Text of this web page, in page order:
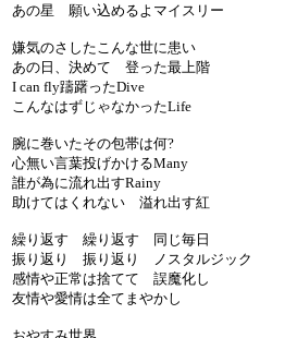
あの星 願い込めるよマイスリー
嫌気のさしたこんな世に患い
あの日、決めて 登った最上階
I can fly躊躇ったDive
こんなはずじゃなかったLife
腕に巻いたその包帯は何?
心無い言葉投げかけるMany
誰が為に流れ出すRainy
助けてはくれない 溢れ出す紅
繰り返す 繰り返す 同じ毎日
振り返り 振り返り ノスタルジック
感情や正常は捨てて 誤魔化し
友情や愛情は全てまやかし